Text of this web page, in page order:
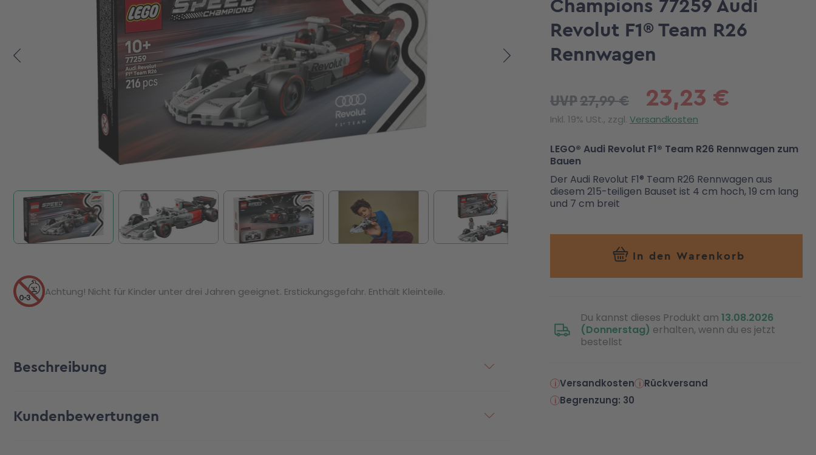
Champions 77259 Audi
Revolut F1® Team R26
Rennwagen
23,23 €
UVP27,99 €
Inkl. 19% USt., zzgl. Versandkosten
LEGO® Audi Revolut F1® Team R26 Rennwagen zum
Bauen
Der Audi Revolut F1® Team R26 Rennwagen aus
diesem 215-teiligen Bauset ist 4 cm hoch, 19 cm lang
und 7 cm breit
In den Warenkorb
Du kannst dieses Produkt am 13.08.2026
(Donnerstag) erhalten, wenn du es jetzt
bestellst
Versandkosten
Rückversand
Begrenzung: 30
Achtung! Nicht für Kinder unter drei Jahren geeignet. Erstickungsgefahr. Enthält Kleinteile.
Beschreibung
Kundenbewertungen